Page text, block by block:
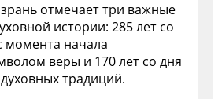
отмечает три важные
истории: 285 лет со
момента начала
веры и 170 лет со дня
традиций.